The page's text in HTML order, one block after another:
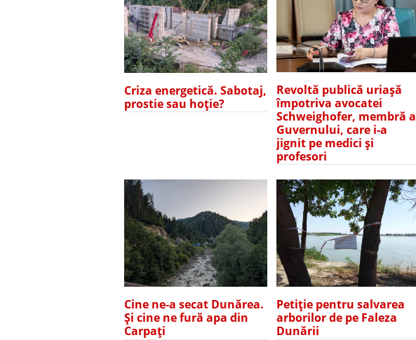
Criza energetică. Sabotaj,
prostie sau hoție?
Revoltă publică uriașă
împotriva avocatei
Schweighofer, membră a
Guvernului, care i-a
jignit pe medici și
profesori
Cine ne-a secat Dunărea.
Și cine ne fură apa din
Carpați
Petiție pentru salvarea
arborilor de pe Faleza
Dunării